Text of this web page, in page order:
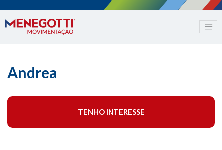
Andrea
TENHO INTERESSE